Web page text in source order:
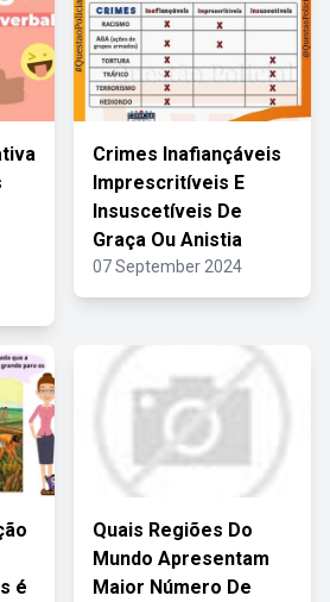
Crimes Inafiançáveis
Imprescritíveis E
Insuscetíveis De
Graça Ou Anistia
07 September 2024
é
Quais Regiões Do
Mundo Apresentam
Maior Número De